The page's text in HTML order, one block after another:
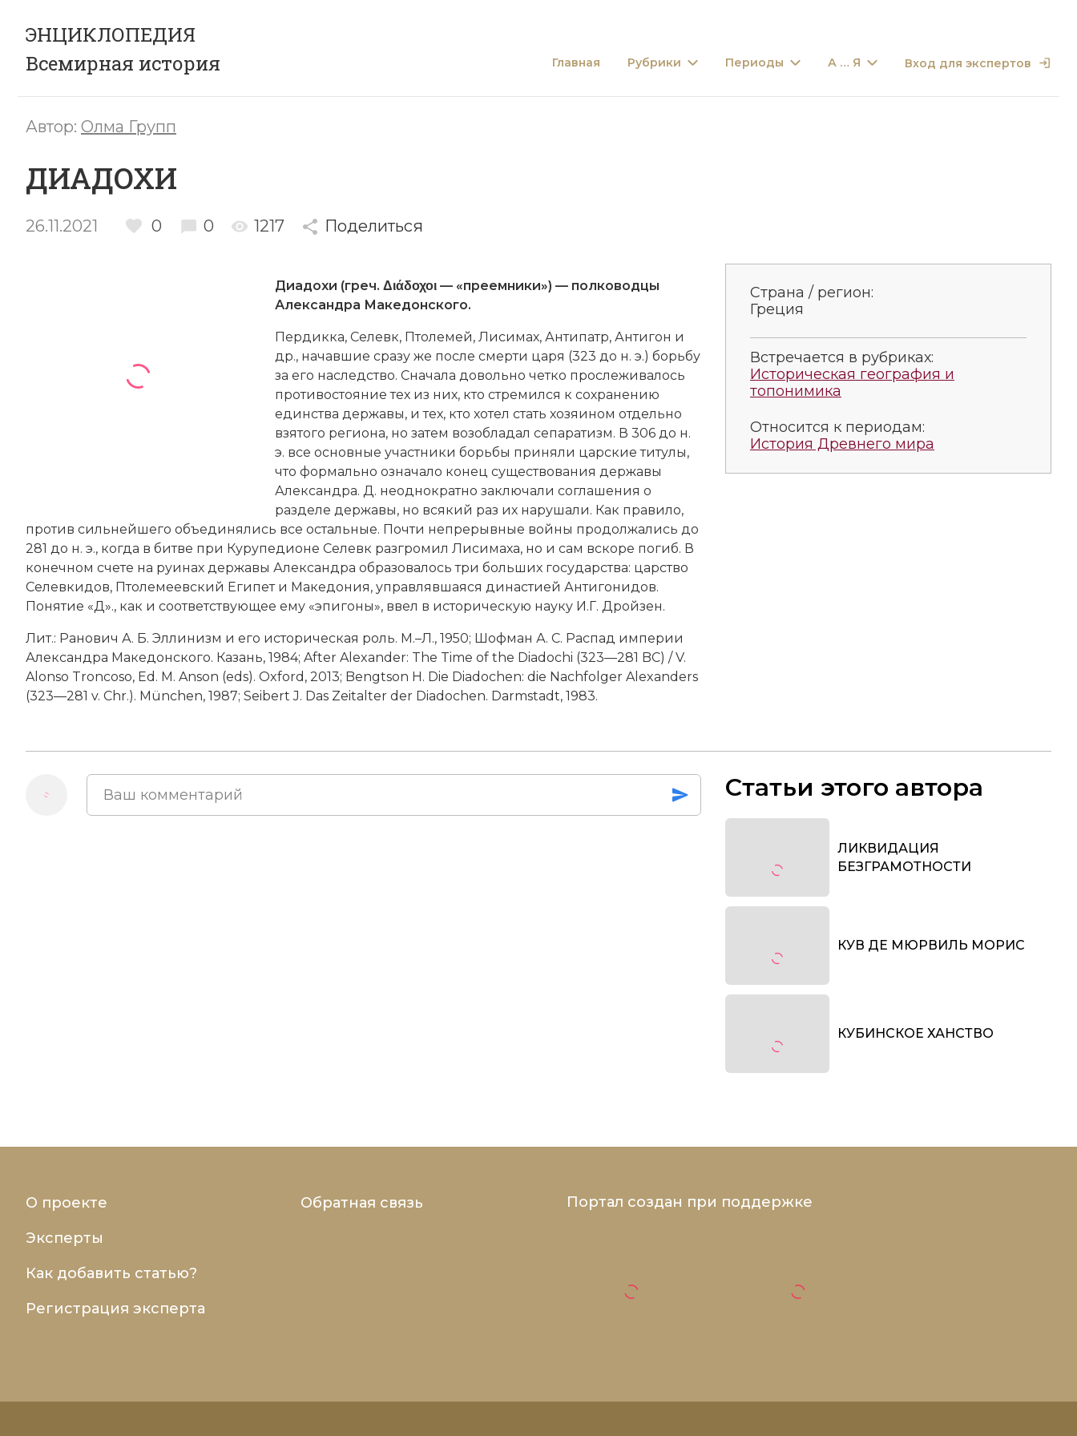
ЭНЦИКЛОПЕДИЯ
Всемирная история
Главная Рубрики Периоды А … Я Вход для экспертов
Автор: Олма Групп
ДИАДОХИ
26.11.2021 0 0 1217 Поделиться
Диадохи (греч. Διάδοχοι — «преемники») — полководцы
Александра Македонского.
Пердикка, Селевк, Птолемей, Лисимах, Антипатр, Антигон и
др., начавшие сразу же после смерти царя (323 до н. э.) борьбу
за его наследство. Сначала довольно четко прослеживалось
противостояние тех из них, кто стремился к сохранению
единства державы, и тех, кто хотел стать хозяином отдельно
взятого региона, но затем возобладал сепаратизм. В 306 до н.
э. все основные участники борьбы приняли царские титулы,
что формально означало конец существования державы
Александра. Д. неоднократно заключали соглашения о
разделе державы, но всякий раз их нарушали. Как правило,
против сильнейшего объединялись все остальные. Почти непрерывные войны продолжались до
281 до н. э., когда в битве при Курупедионе Селевк разгромил Лисимаха, но и сам вскоре погиб. В
конечном счете на руинах державы Александра образовалось три больших государства: царство
Селевкидов, Птолемеевский Египети Македония, управлявшаяся династией Антигонидов.
Понятие «Д»., как и соответствующее ему «эпигоны», ввел в историческую науку И.Г. Дройзен.
Лит.: Ранович А. Б. Эллинизм и его историческая роль. М.–Л., 1950; Шофман А. С. Распад империи
Александра Македонского. Казань, 1984; After Alexander: The Time of the Diadochi (323—281 BC) / V.
Alonso Troncoso, Ed. M. Anson (eds). Oxford, 2013; Bengtson H. Die Diadochen: die Nachfolger Alexanders
(323—281 v. Chr.). München, 1987; Seibert J. Das Zeitalter der Diadochen. Darmstadt, 1983.
Страна / регион:
Греция
Встречается в рубриках:
Историческая география и
топонимика
Относится к периодам:
История Древнего мира
Статьи этого автора
ЛИКВИДАЦИЯ
БЕЗГРАМОТНОСТИ
КУВ ДЕ МЮРВИЛЬ МОРИС
КУБИНСКОЕ ХАНСТВО
О проекте
Эксперты
Как добавить статью?
Регистрация эксперта
Обратная связь Портал создан при поддержке